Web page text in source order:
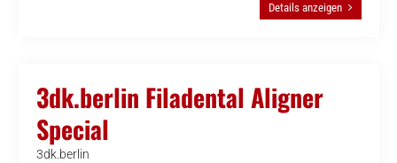
Details anzeigen
3dk.berlin Filadental Aligner
Special
3dk.berlin